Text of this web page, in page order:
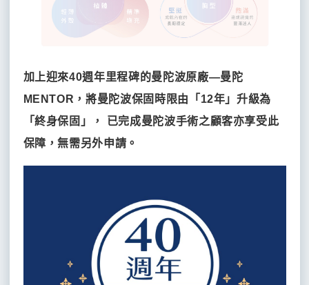
加上迎來40週年里程碑的曼陀波原廠—曼陀
MENTOR，將曼陀波保固時限由「12年」升級為
「終身保固」， 已完成曼陀波手術之顧客亦享受此
保障，無需另外申請。